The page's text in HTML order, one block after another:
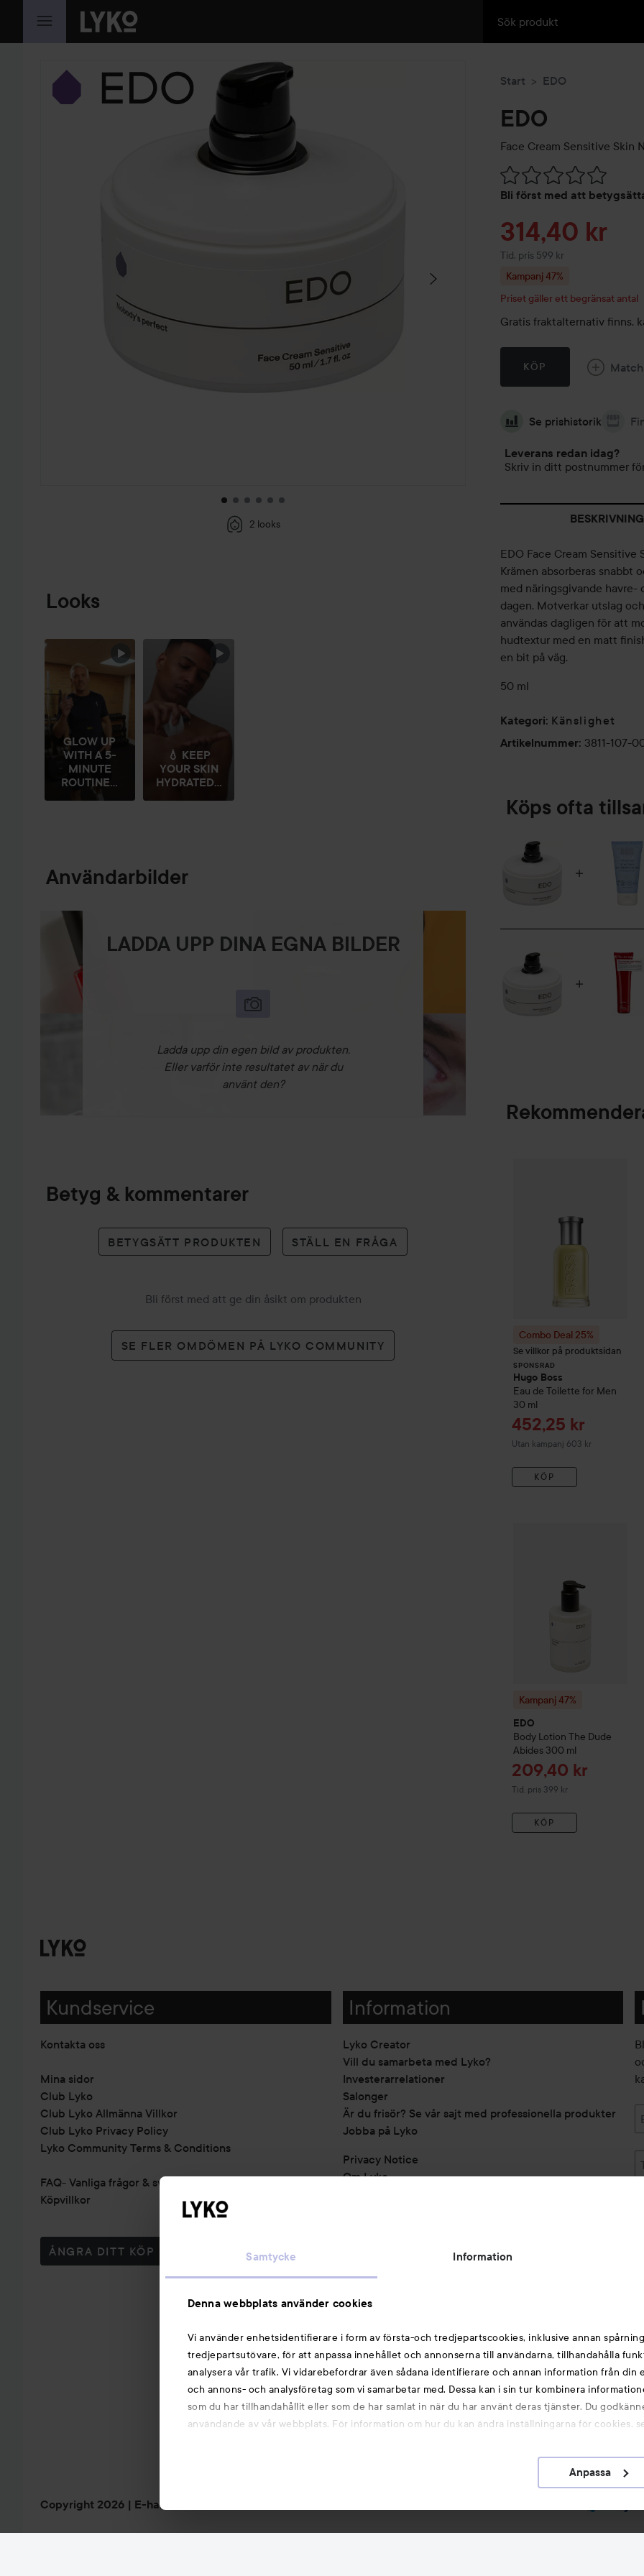
Samtycke Information
Denna webbplats använder cookies
Vi använder enhetsidentifierare i form av första-och tredjepartscookies, inklusive annan
tredjepartsutövare, för att anpassa innehållet och annonserna till användarna, tillhandahålla
analysera vår trafik. Vi vidarebefordrar även sådana identifierare och annan information från din
och annons- och analysföretag som vi samarbetar med. Dessa kan i sin tur kombinera
som du har tillhandahållit eller som de har samlat in när du har använt deras tjänster. Du
användande av vår webbplats. För information om hur du kan ändra inställningarna för cookies,
Anpassa
HOPPA TILL INNEHÅLLET
HOPPA ÖVER SEKTIONEN
2 looks
Looks
HOPPA ÖVER SEKTIONEN
GLOW UP
WITH A 5-
MINUTE
ROUTINE...
💧 KEEP
YOUR SKIN
HYDRATED...
Användarbilder
LADDA UPP DINA EGNA BILDER
Ladda upp din egen bild av produkten.
Eller varför inte resultatet av när du
använt den?
Betyg & kommentarer
BETYGSÄTT PRODUKTEN STÄLL EN FRÅGA
Bli först med att ge din åsikt om produkten
SE FLER OMDÖMEN PÅ LYKO COMMUNITY
Start EDO
EDO
Face Cream Sensitive Skin
Bli först med att
Hoppa till Betyg &
Reapris
314,40 kr
Tid. pris 599 kr
Tidigare pris 599 kr
Kampanj 47%
Priset gäller ett begränsat antal
Gratis fraktalternativ finns,
KÖP
Se prishistorik
Leverans redan idag?
Skriv in ditt postnummer
BESKRIVNING
EDO Face Cream Sensitive
Krämen absorberas snabbt
med näringsgivande havre-
dagen. Motverkar utslag
användas dagligen för att
hudtextur med en matt
en bit på väg.
50 ml
Kategori: Känslighet
Artikelnummer: 3811-107-
Köps ofta
Combo Deal 25%
Se villkor på produktsidan
SPONSRAD
Hugo Boss
Eau de Toilette for Men
30 ml
Reapris
452,25 kr
Utan kampanj 603 kr
KÖP
Kampanj 47%
EDO
Body Lotion The Dude
Abides 300 ml
Reapris
209,40 kr
Tid. pris 399 kr
Tidigare pris 399 kr
KÖP
Kundservice
Kontakta oss
Mina sidor
Club Lyko
Club Lyko Allmänna Villkor
Club Lyko Privacy Policy
Lyko Community Terms & Conditions
FAQ- Vanliga frågor & svar
Köpvillkor
ÅNGRA DITT KÖP
Information
Lyko Creator
Vill du samarbeta med Lyko?
Investerarrelationer
Salonger
Är du frisör? Se vår sajt med professionella produkter
Jobba på Lyko
Privacy Notice
Om Lyko
Michael Edwards Fragrances of the World
Cookie Consent
Partners
Du kanske också gillar
Smink
Hårnålar
Copyright 2026 E-handel av Avensia